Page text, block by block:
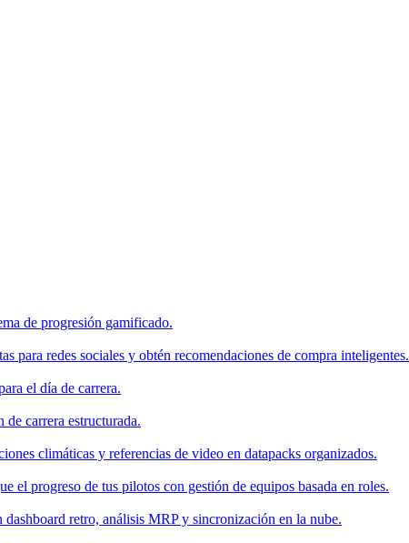
de progresión gamificado.
para redes sociales y obtén recomendaciones de compra inteligentes.
el día de carrera.
carrera estructurada.
climáticas y referencias de video en datapacks organizados.
el progreso de tus pilotos con gestión de equipos basada en roles.
retro, análisis MRP y sincronización en la nube.